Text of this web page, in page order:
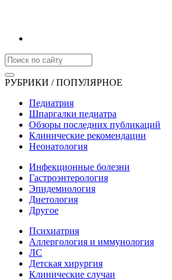
РУБРИКИ / ПОПУЛЯРНОЕ
Педиатрия
Шпаргалки педиатра
Обзоры последних публикаций
Клинические рекомендации
Неонатология
Инфекционные болезни
Гастроэнтерология
Эпидемиология
Диетология
Другое
Психиатрия
Аллергология и иммунология
ЛС
Детская хирургия
Клинические случаи